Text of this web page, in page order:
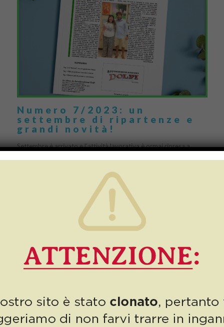
Numero 7/2023: un
settembre di ripartenze e
grandi novità!
Settembre è arrivato e l’attività lavorativa è ormai ripresa a